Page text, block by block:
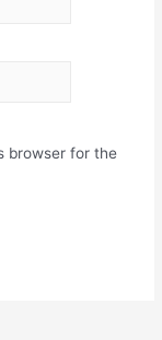
browser for the